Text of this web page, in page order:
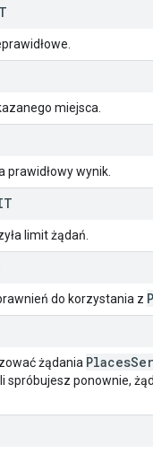
miejsca.
prawidłowy wynik.
limit żądań.
do korzystania z
żądania Places
spróbujesz ponownie,